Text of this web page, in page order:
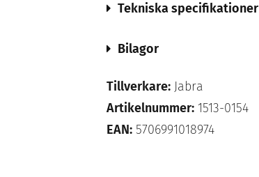
Tekniska specifikationer
Bilagor
Tillverkare: Jabra
Artikelnummer: 1513-0154
EAN: 5706991018974